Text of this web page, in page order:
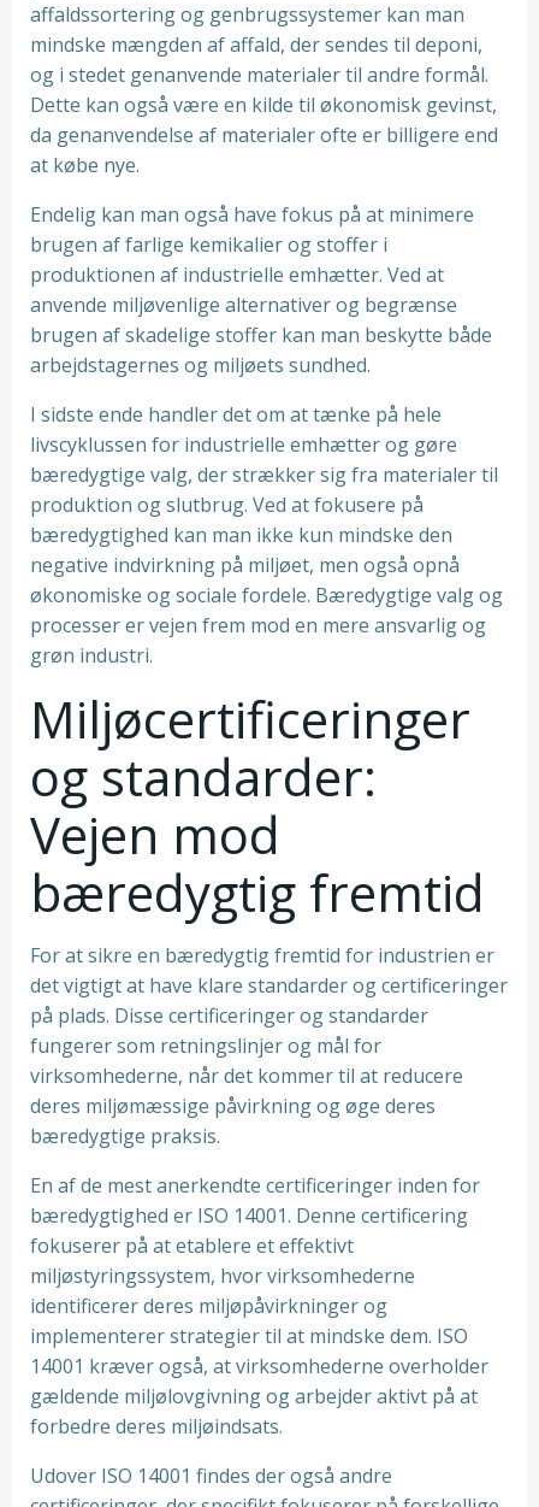
affaldssortering og genbrugssystemer kan man
mindske mængden af affald, der sendes til deponi,
og i stedet genanvende materialer til andre formål.
Dette kan også være en kilde til økonomisk gevinst,
da genanvendelse af materialer ofte er billigere end
at købe nye.
Endelig kan man også have fokus på at minimere
brugen af farlige kemikalier og stoffer i
produktionen af industrielle emhætter. Ved at
anvende miljøvenlige alternativer og begrænse
brugen af skadelige stoffer kan man beskytte både
arbejdstagernes og miljøets sundhed.
I sidste ende handler det om at tænke på hele
livscyklussen for industrielle emhætter og gøre
bæredygtige valg, der strækker sig fra materialer til
produktion og slutbrug. Ved at fokusere på
bæredygtighed kan man ikke kun mindske den
negative indvirkning på miljøet, men også opnå
økonomiske og sociale fordele. Bæredygtige valg og
processer er vejen frem mod en mere ansvarlig og
grøn industri.
Miljøcertificeringer
og standarder:
Vejen mod
bæredygtig fremtid
For at sikre en bæredygtig fremtid for industrien er
det vigtigt at have klare standarder og certificeringer
på plads. Disse certificeringer og standarder
fungerer som retningslinjer og mål for
virksomhederne, når det kommer til at reducere
deres miljømæssige påvirkning og øge deres
bæredygtige praksis.
En af de mest anerkendte certificeringer inden for
bæredygtighed er ISO 14001. Denne certificering
fokuserer på at etablere et effektivt
miljøstyringssystem, hvor virksomhederne
identificerer deres miljøpåvirkninger og
implementerer strategier til at mindske dem. ISO
14001 kræver også, at virksomhederne overholder
gældende miljølovgivning og arbejder aktivt på at
forbedre deres miljøindsats.
Udover ISO 14001 findes der også andre